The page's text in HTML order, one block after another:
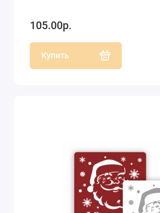
105.00р.
Купить